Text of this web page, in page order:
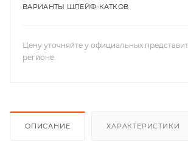
ВАРИАНТЫ ШЛЕЙФ-КАТКОВ
Цену уточняйте у официальных
регионе.
ОПИСАНИЕ ХАРАКТЕРИСТИКИ